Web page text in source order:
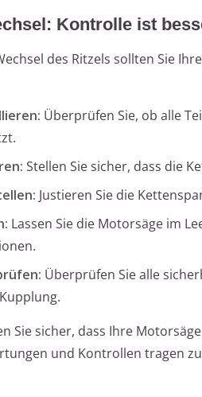
Kontrolle ist
des Ritzels sollten Sie
Überprüfen Sie, ob alle
Stellen Sie sicher, dass die
Justieren Sie die
Lassen Sie die Motorsäge im
Überprüfen Sie alle
Sie sicher, dass Ihre
und Kontrollen tragen